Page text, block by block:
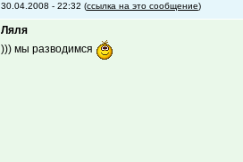
30.04.2008 - 22:32 (ссылка на это сообщение)
Ляля
))) мы разводимся